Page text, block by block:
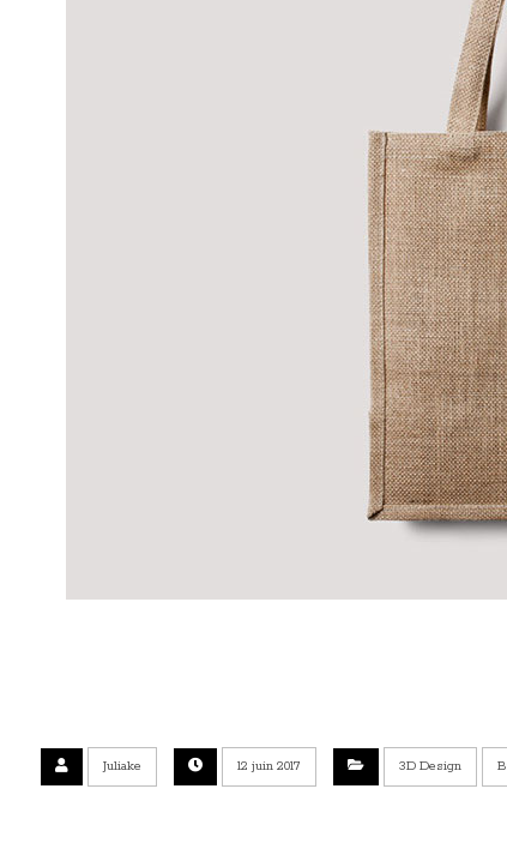
Juliake 12 juin 2017 3D Design